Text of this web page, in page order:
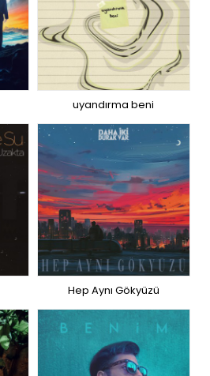
uyandırma beni
Hep Aynı Gökyüzü